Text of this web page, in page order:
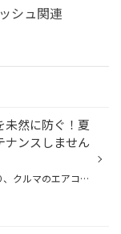
シュ関連
未然に防ぐ！夏
ナンスしません
気温が少しずつ高くなり、クルマのエアコンを使用する機会も増えてきていると思います。 是非、夏本番を迎える前におクルマのエアコンのメンテナンスをしませんか？ 【より快適に♪今がおススメ！カーエアコンのメンテナンス】 ■エアコンガスクリーニング おクルマの経年劣化によって、エアコンの効...